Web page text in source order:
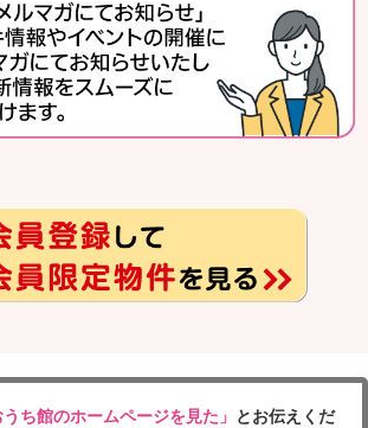
うち館のホームページを見た」 とお伝えくだ